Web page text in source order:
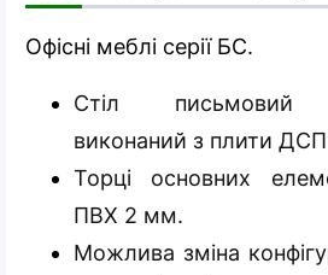
Офісні меблі серії БС.
Стіл письмовий
виконаний з плити
Торці основних
ПВХ 2 мм.
Можлива зміна